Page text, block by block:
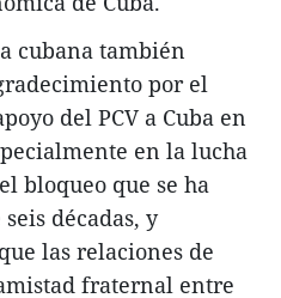
cubana también
por el
del PCV a Cuba en
en la lucha
bloqueo que se ha
décadas, y
las relaciones de
fraternal entre